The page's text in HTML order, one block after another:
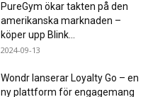
PureGym ökar takten på den
amerikanska marknaden –
köper upp Blink...
2024-09-13
Wondr lanserar Loyalty Go – en
ny plattform för engagemang